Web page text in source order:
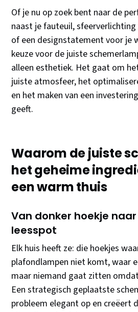
Of je nu op zoek bent naar de
naast je fauteuil,
of een designstatement voor je
keuze voor de juiste
alleen esthetiek. Het gaat om
juiste atmosfeer, het
en het maken van een
geeft.
Waarom de juiste
het geheime
een warm thuis
Van donker hoekje
leesspot
Elk huis heeft ze: die hoekjes
plafondlampen niet komt, waar
maar niemand gaat zitten
Een strategisch geplaatste
probleem elegant op en creëert